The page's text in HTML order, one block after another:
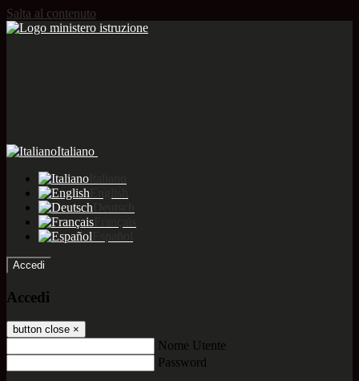
Salta al contenuto
Italiano
Accedi
Accedi
button close ×
Nome Utente
Password